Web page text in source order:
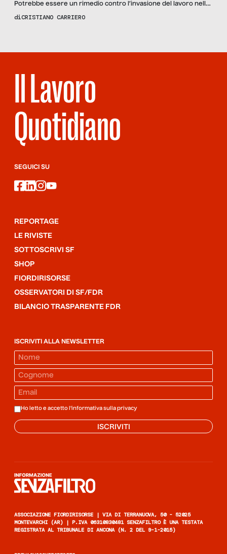
Potrebbe essere un rimedio contro l’invasione del lavoro nella
vita privata, ma quali sono i lati negativi, e che categorie di
diCRISTIANO CARRIERO
Il Lavoro
Quotidiano
SEGUICI SU
facebook
linkedin
instagram
youtube
REPORTAGE
LE RIVISTE
SOTTOSCRIVI SF
SHOP
FIORDIRISORSE
OSSERVATORI DI SF/FDR
BILANCIO TRASPARENTE FDR
ISCRIVITI ALLA NEWSLETTER
Ho letto e accetto l'informativa sulla privacy
ISCRIVITI
ASSOCIAZIONE FIORDIRISORSE | VIA DI TERRANUOVA, 50 - 52025
MONTEVARCHI (AR) | P.IVA 06310830481 SENZAFILTRO È UNA TESTATA
REGISTRATA AL TRIBUNALE DI ANCONA (N. 2 DEL 9-1-2015)